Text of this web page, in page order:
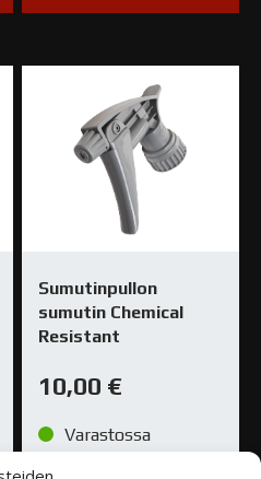
Sumutinpullon
sumutin Chemical
Resistant
10,00 €
Varastossa